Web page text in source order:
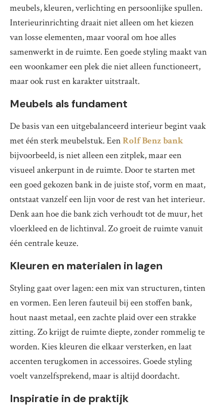
meubels, kleuren, verlichting en persoonlijke spullen.
Interieurinrichting draait niet alleen om het kiezen
van losse elementen, maar vooral om hoe alles
samenwerkt in de ruimte. Een goede styling maakt van
een woonkamer een plek die niet alleen functioneert,
maar ook rust en karakter uitstraalt.
Meubels als fundament
De basis van een uitgebalanceerd interieur begint vaak
met één sterk meubelstuk. EenRolf Benz bank
bijvoorbeeld, is niet alleen een zitplek, maar een
visueel ankerpunt in de ruimte. Door te starten met
een goed gekozen bank in de juiste stof, vorm en maat,
ontstaat vanzelf een lijn voor de rest van het interieur.
Denk aan hoe die bank zich verhoudt tot de muur, het
vloerkleed en de lichtinval. Zo groeit de ruimte vanuit
één centrale keuze.
Kleuren en materialen in lagen
Styling gaat over lagen: een mix van structuren, tinten
en vormen. Een leren fauteuil bij een stoffen bank,
hout naast metaal, een zachte plaid over een strakke
zitting. Zo krijgt de ruimte diepte, zonder rommelig te
worden. Kies kleuren die elkaar versterken, en laat
accenten terugkomen in accessoires. Goede styling
voelt vanzelfsprekend, maar is altijd doordacht.
Inspiratie in de praktijk